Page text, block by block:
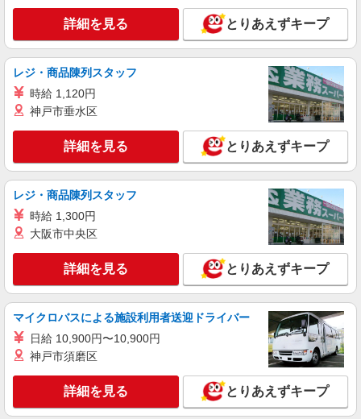
詳細を見る とりあえずキープ
レジ・商品陳列スタッフ
時給 1,120円
神戸市垂水区
詳細を見る とりあえずキープ
レジ・商品陳列スタッフ
時給 1,300円
大阪市中央区
詳細を見る とりあえずキープ
マイクロバスによる施設利用者送迎ドライバー
日給 10,900円〜10,900円
神戸市須磨区
詳細を見る とりあえずキープ